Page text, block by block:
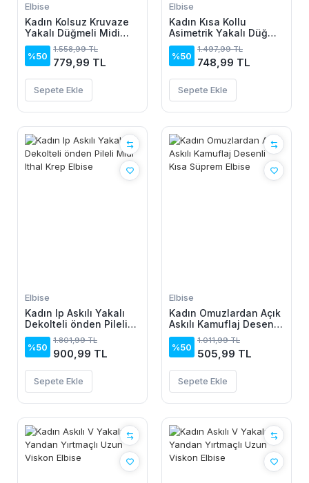
Elbise
Kadın Kolsuz Kruvaze
Yakalı Düğmeli Midi
Keten Elbise
%50
1.558,99 TL
779,99 TL
Sepete Ekle
Elbise
Kadın Kısa Kollu
Asimetrik Yakalı Düğme
Detaylı Midi Viskon
Elbise
%50
1.497,99 TL
748,99 TL
Sepete Ekle
Elbise
Kadın Ip Askılı Yakalı
Dekolteli önden Pileli
Midi Ithal Krep Elbise
%50
1.801,99 TL
900,99 TL
Sepete Ekle
Elbise
Kadın Omuzlardan Açık
Askılı Kamuflaj Desenli
Kısa Süprem Elbise
%50
1.011,99 TL
505,99 TL
Sepete Ekle